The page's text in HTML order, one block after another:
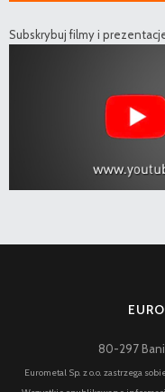
Subskrybuj filmy i
80-297
Eurometal Sp. z o.o. zastrzega